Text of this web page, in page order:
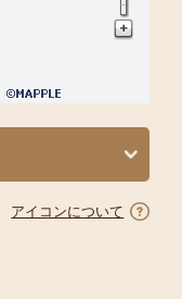
アイコンについて